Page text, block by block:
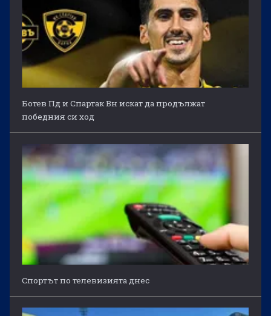
Ботев Пд и Спартак Вн искат да продължат
победния си ход
Спортът по телевизията днес